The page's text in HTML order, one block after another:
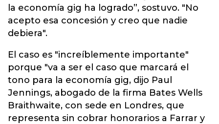
la economía gig ha logrado”, sostuvo. "No
acepto esa concesión y creo que nadie
debiera".
El caso es "increíblemente importante"
porque "va a ser el caso que marcará el
tono para la economía gig, dijo Paul
Jennings, abogado de la firma Bates Wells
Braithwaite, con sede en Londres, que
representa sin cobrar honorarios a Farrar y